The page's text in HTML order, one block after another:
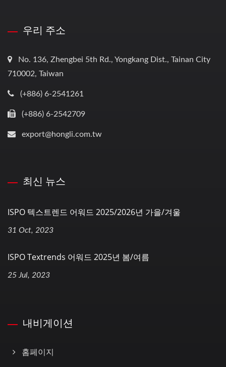
우리 주소
No. 136, Zhengbei 5th Rd., Yongkang Dist., Tainan City
710002, Taiwan
(+886) 6-2541261
(+886) 6-2542709
export@hongli.com.tw
최신 뉴스
ISPO 텍스트렌드 어워드 2025/2026년 가을/겨울
31 Oct, 2023
ISPO Textrends 어워드 2025년 봄/여름
25 Jul, 2023
내비게이션
홈페이지